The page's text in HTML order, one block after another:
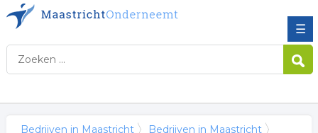
☰
Bedrijven in Maastricht Bedrijven in Maastricht